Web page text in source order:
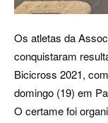
Os atletas da
conquistaram
Bicicross 2021,
domingo (19) em
O certame foi